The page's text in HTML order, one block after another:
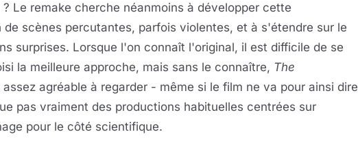
Le remake cherche néanmoins à développer cette
de scènes percutantes, parfois violentes, et à s'étendre sur le
surprises. Lorsque l'on connaît l'original, il est difficile de se
la meilleure approche, mais sans le connaître, The
agréable à regarder - même si le film ne va pour ainsi dire
pas vraiment des productions habituelles centrées sur
pour le côté scientifique.